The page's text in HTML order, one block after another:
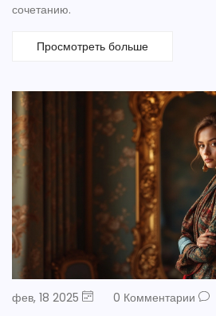
сочетанию.
Просмотреть больше
фев, 18 2025 0 Комментарии